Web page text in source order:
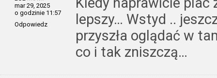
mar 29, 2025
o godzinie 11:57
Odpowiedz
lepszy… Wstyd ..
przyszła oglądać w
co i tak zniszczą…